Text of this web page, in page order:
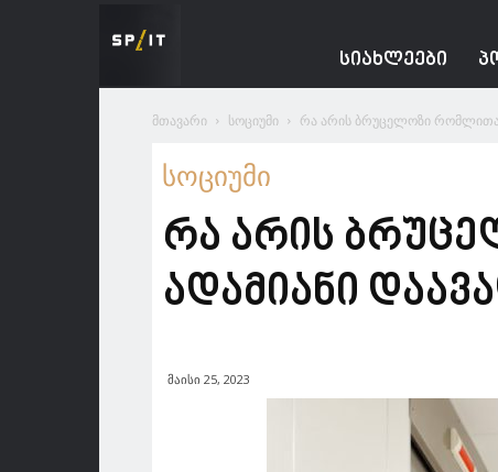
ᲡᲘᲐᲮᲚᲔᲔᲑᲘ
მთავარი სოციუმი რა არის ბრუცელოზი
სოციუმი
რა არის
ადამიანი
მაისი 25, 2023